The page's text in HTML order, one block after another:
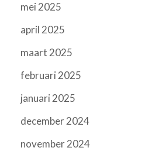
mei 2025
april 2025
maart 2025
februari 2025
januari 2025
december 2024
november 2024